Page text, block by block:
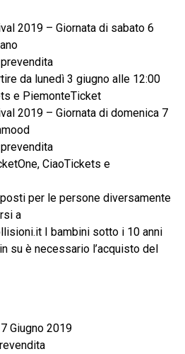
2019 – Giornata di sabato 6
da lunedì 3 giugno alle 12:00
e PiemonteTicket
2019 – Giornata di domenica 7
CiaoTickets e
per le persone diversamente
a
I bambini sotto i 10 anni
su è necessario l’acquisto del
Giugno 2019